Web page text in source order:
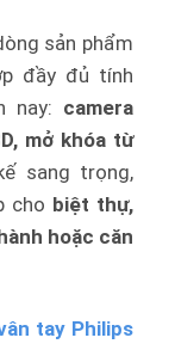
sản phẩm
đầy đủ tính
nay: camera
mở khóa từ
sang trọng,
cho biệt thự,
hoặc căn
tay Philips